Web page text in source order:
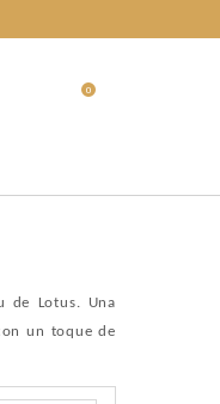
0
de Lotus. Una
un toque de